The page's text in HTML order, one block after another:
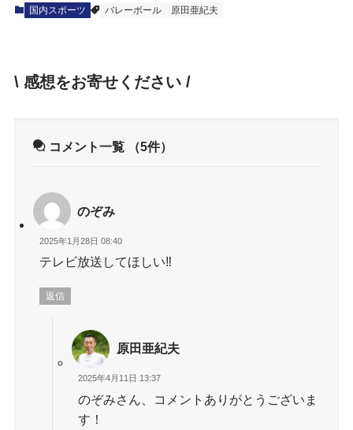
国内スポーツ バレーボール 原田亜紀夫
\ 感想をお寄せください /
コメント一覧 （5件）
のぞみ
2025年1月28日 08:40
テレビ放送してほしい‼️
返信
原田亜紀夫
2025年4月11日 13:37
のぞみさん、コメントありがとうございま
す！